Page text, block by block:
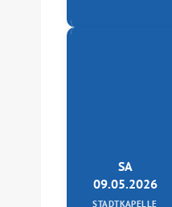
SA
09.05.2026
STADTKAPELLE